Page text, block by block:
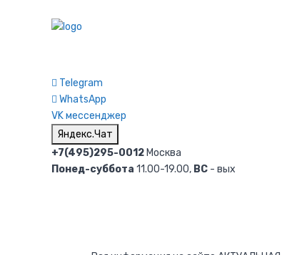
Telegram
WhatsApp
VK мессенджер
Яндекс.Чат
+7(495)295-0012 Москва
Понед-суббота 11.00-19.00, ВС - вых